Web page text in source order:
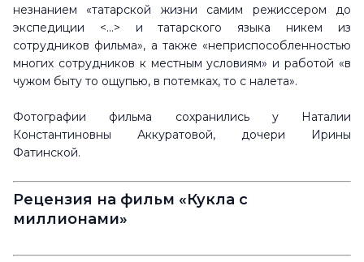
незнанием «татарской жизни самим режиссером до
экспедиции <...> и татарского языка никем из
сотрудников фильма», а также «неприспособленностью
многих сотрудников к местным условиям» и работой «в
чужом быту то ощупью, в потемках, то с налета».
Фотографии фильма сохранились у Наталии
Константиновны Аккуратовой, дочери Ирины
Фатинской.
Рецензия на фильм «Кукла с
миллионами»